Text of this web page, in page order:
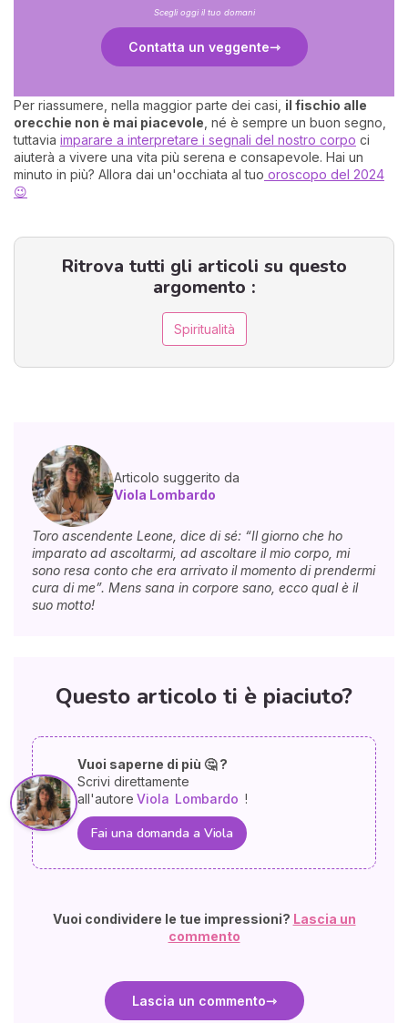
Scegli oggi il tuo domani
Contatta un veggente
Per riassumere, nella maggior parte dei casi, il fischio alle
orecchie non è mai piacevole , né è sempre un buon segno,
tuttavia imparare a interpretare i segnali del nostro corpo ci
aiuterà a vivere una vita più serena e consapevole. Hai un
minuto in più? Allora dai un'occhiata al tuo oroscopo del 2024
😉
Ritrova tutti gli articoli su questo
argomento :
Spiritualità
Articolo suggerito da
Viola Lombardo
Toro ascendente Leone, dice di sé: “Il giorno che ho
imparato ad ascoltarmi, ad ascoltare il mio corpo, mi
sono resa conto che era arrivato il momento di prendermi
cura di me”. Mens sana in corpore sano, ecco qual è il
suo motto!
Questo articolo ti è piaciuto?
Vuoi saperne di più 🤔 ?
Scrivi direttamente
all'autore Viola Lombardo !
Fai una domanda a Viola
Vuoi condividere le tue impressioni? Lascia un
commento
Lascia un commento